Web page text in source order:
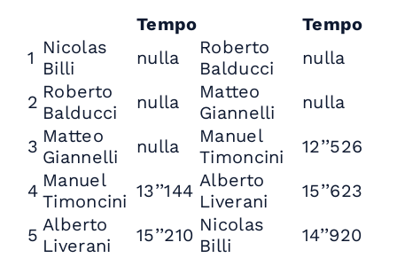
Tempo
Tempo
1 Nicolas
Billi
nulla
Roberto
Balducci
nulla
2 Roberto
Balducci
nulla
Matteo
Giannelli
nulla
3 Matteo
Giannelli
nulla
Manuel
Timoncini
12’’526
4 Manuel
Timoncini 13’’144 Alberto
Liverani
15’’623
5 Alberto
Liverani
15’’210 Nicolas
Billi
14’’920